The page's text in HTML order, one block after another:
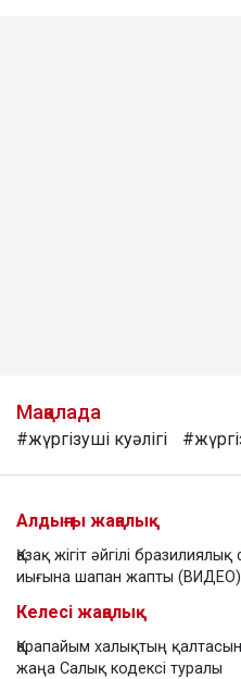
Мақалада
#жүргізуші куәлігі
Алдыңғы жаңалық
Қазақ жігіт әйгілі
иығына шапан жапты (ВИДЕО)
Келесі жаңалық
Қарапайым халықтың
жаңа Салық кодексі туралы